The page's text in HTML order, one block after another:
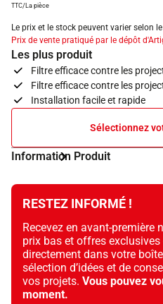
TTC/La pièce
Le prix et le stock peuvent varier selon
Prix de vente pratiqué par le dépôt
Les plus produit
Filtre efficace contre les
Filtre efficace contre les
Installation facile et rapide
Sélectionnez
Information Produit
RESTEZ INFORMÉ !
Recevez en avant-première
prix bas et offres
directement dans votre
sélection d’idées et de
vos projets. Vous pouvez
moment.